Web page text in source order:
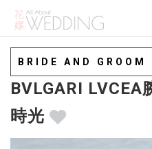
BRIDE AND GROOM
BVLGARI LVCEA
時光